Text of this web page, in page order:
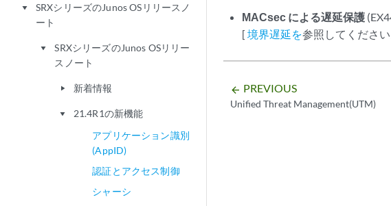
play_arrow
SRXシリーズのJunos OSリリースノ
ート
play_arrow
SRXシリーズのJunos OSリリー
スノート
play_arrow 新着情報
play_arrow
21.4R1の新機能
アプリケーション識別
(AppID)
認証とアクセス制御
シャーシ
MACsec による遅延保護
[境界遅延を参照してくださ
arrow_backward PREVIOUS
Unified Threat Management(UTM)